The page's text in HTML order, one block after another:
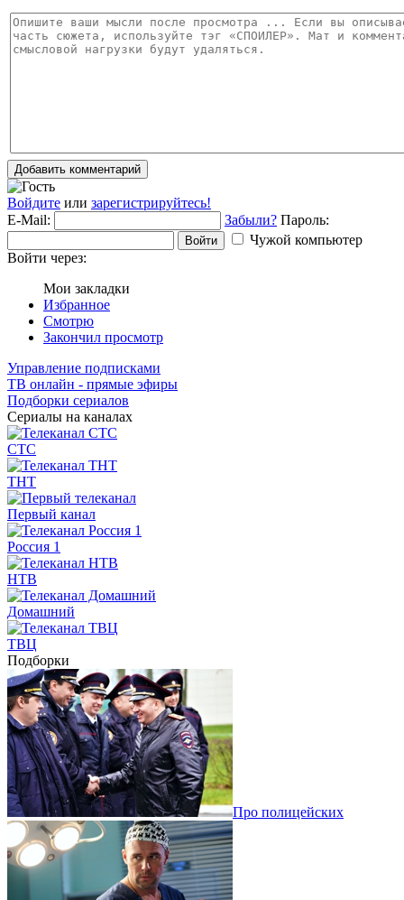
Добавить комментарий
Войдите или зарегистрируйтесь!
E-Mail:
Забыли? Пароль:
Войти
Чужой компьютер
Войти через:
Мои закладки
Избранное
Смотрю
Закончил просмотр
Управление подписками
ТВ онлайн - прямые эфиры
Подборки сериалов
Сериалы на каналах
СТС
ТНТ
Первый канал
Россия 1
НТВ
Домашний
ТВЦ
Подборки
Про полицейских